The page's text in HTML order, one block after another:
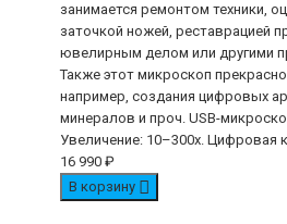
занимается ремонтом техники,
заточкой ножей, реставрацией
ювелирным делом или другими
Также этот микроскоп
например, создания цифровых
минералов и проч. USB-
Увеличение: 10–300x. Цифровая
16 990 ₽
В корзину